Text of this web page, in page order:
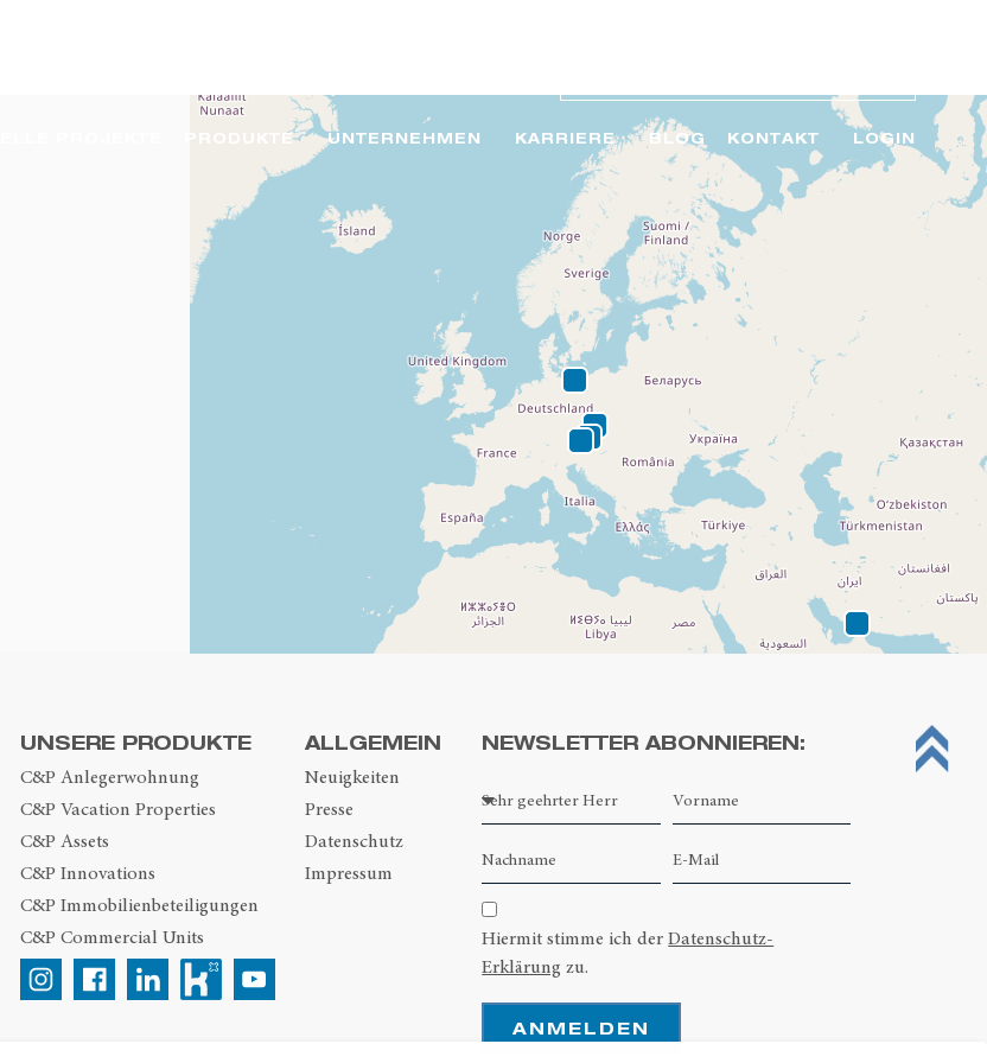
PRODUKTE UNTERNEHMEN KARRIERE BLOG KONTAKT LOGIN
UNSERE PRODUKTE
C&P Anlegerwohnung
C&P Vacation Properties
C&P Assets
C&P Innovations
C&P Immobilienbeteiligungen
C&P Commercial Units
ALLGEMEIN
Neuigkeiten
Presse
Datenschutz
Impressum
NEWSLETTER ABONNIEREN:
Hiermit stimme ich derDatenschutz-
Erklärung zu.
ANMELDEN